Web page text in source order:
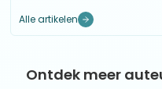
Alle artikelen
Ontdek meer